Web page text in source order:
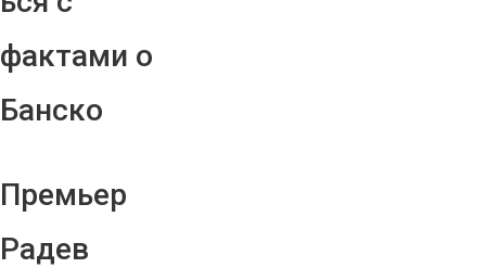
фактами о
Банско
Премьер
Радев